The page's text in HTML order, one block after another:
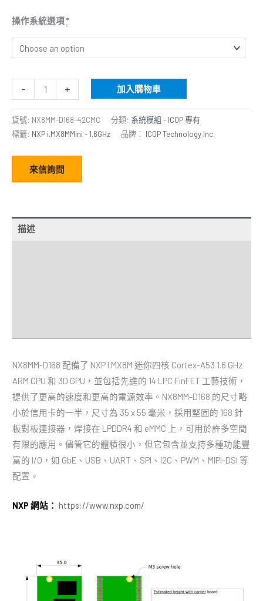
操作系統選項*
- + 加入購物車
貨號: NX8MM-D168-42CMC 分類: 系統模組 - ICOP 專有
標籤: NXP i.MX8MMini - 1.6GHz 品牌： ICOP Technology Inc.
來信詢問
描述
NX8MM-D168 配備了 NXP I.MX8M 迷你四核 Cortex-A53 1.6 GHz
ARM CPU 和 3D GPU，並包括先進的 14 LPC FinFET 工藝技術，
提供了更高的速度和更高的電源效率。NX8MM-D168 的尺寸略
小於信用卡的一半，尺寸為 35 x 55 毫米，採用堅固的 168 針
板對板連接器，焊接在 LPDDR4 和 eMMC 上，可用於許多空間
有限的應用。儘管它的體積很小，但它包含並支持多種功能豐
富的 I/O，如 GbE、USB、UART、SPI、I2C、PWM、MIPI-DSI 等
配置。
NXP 網站： https://www.nxp.com/